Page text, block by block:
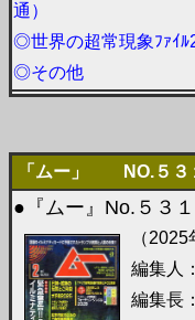
通）
◎世界の超常現象ﾌｧｲﾙ
◎その他
「ムー」 NO.５３
●『ムー』No.５３１
（2025
編集人
編集長：